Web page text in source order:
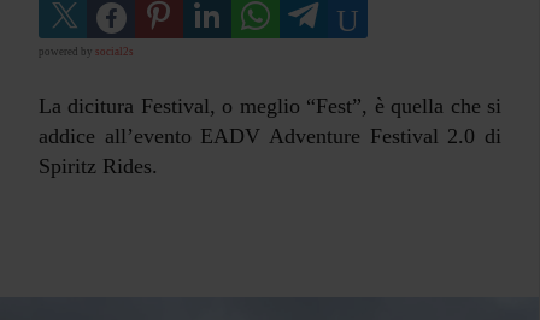
powered by social2s
La dicitura Festival, o meglio “Fest”, è quella che si
addice all’evento EADV Adventure Festival 2.0 di
Spiritz Rides.